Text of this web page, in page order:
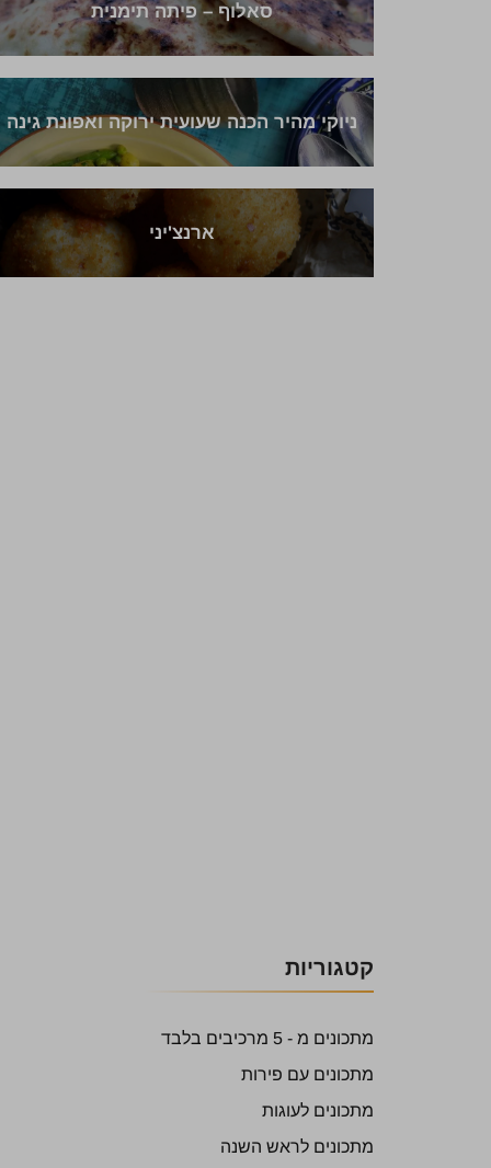
סאלוף – פיתה תימנית
ניוקי מהיר הכנה שעועית ירוקה ואפונת גינה
ארנצ'יני
קטגוריות
מתכונים מ - 5 מרכיבים בלבד
מתכונים עם פירות
מתכונים לעוגות
מתכונים לראש השנה